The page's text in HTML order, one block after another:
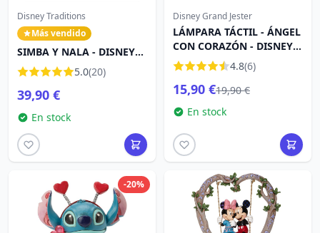
Disney Traditions
Más vendido
SIMBA Y NALA - DISNEY
TRADITIONS5.0(20)
39,90 €
En stock
Disney Grand Jester
LÁMPARA TÁCTIL - ÁNGEL
CON CORAZÓN - DISNEY
GRAND JESTER
4.8(6)
15,90 €19,90 €
En stock
-20%